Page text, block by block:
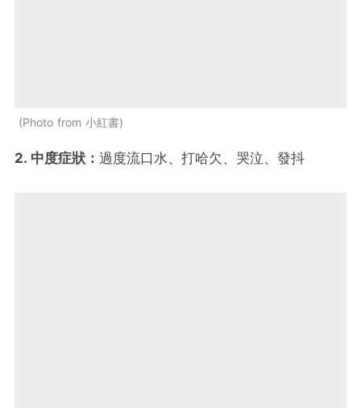
Photo from 小紅書
2. 中度症狀： 過度流口水、打哈欠、哭泣、發抖